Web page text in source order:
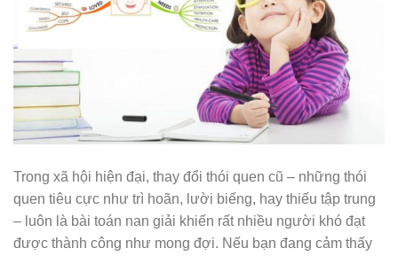
Trong xã hội hiện đại, thay đổi thói quen cũ – những thói
quen tiêu cực như trì hoãn, lười biếng, hay thiếu tập trung
– luôn là bài toán nan giải khiến rất nhiều người khó đạt
được thành công như mong đợi. Nếu bạn đang cảm thấy